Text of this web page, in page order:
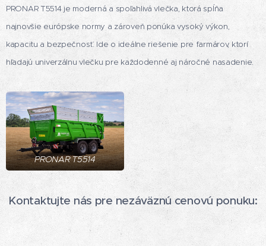
PRONAR T5514 je moderná a spoľahlivá vlečka, ktorá spĺňa
najnovšie európske normy a zároveň ponúka vysoký výkon,
kapacitu a bezpečnosť. Ide o ideálne riešenie pre farmárov, ktorí
hľadajú univerzálnu vlečku pre každodenné aj náročné nasadenie.
PRONAR T5514
Kontaktujte nás pre nezáväznú cenovú ponuku: